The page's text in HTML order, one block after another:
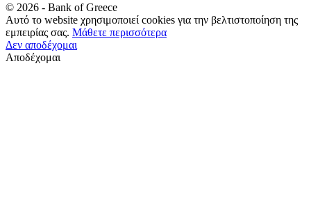
© 2026 - Bank of Greece
Αυτό το website χρησιμοποιεί cookies για την βελτιστοποίηση της
εμπειρίας σας. Μάθετε περισσότερα
Δεν αποδέχομαι
Αποδέχομαι